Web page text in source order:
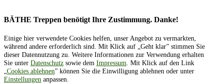
BÄTHE Treppen benötigt Ihre Zustimmung. Danke!
Einige hier verwendete Cookies helfen, unser Angebot zu vermarkten,
während andere erforderlich sind. Mit Klick auf „Geht klar” stimmen Sie
dieser Datennutzung zu. Weitere Informationen zur Verwendung erhalten
Sie unter Datenschutz sowie dem Impressum. Mit Klick auf den Link
„Cookies ablehnen” können Sie die Einwilligung ablehnen oder unter
Einstellungen anpassen.